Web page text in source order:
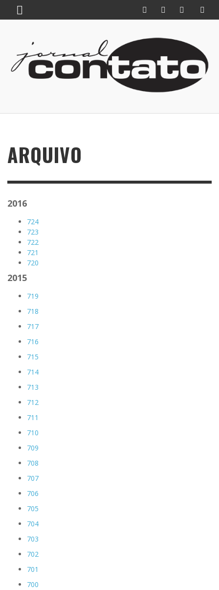
ARQUIVO
2016
724
723
722
721
720
2015
719
718
717
716
715
714
713
712
711
710
709
708
707
706
705
704
703
702
701
700